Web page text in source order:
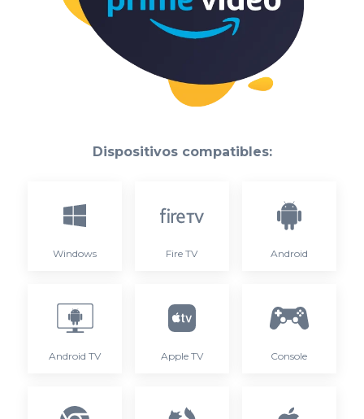
Dispositivos compatibles:
Windows Fire TV Android
Android TV Apple TV Console